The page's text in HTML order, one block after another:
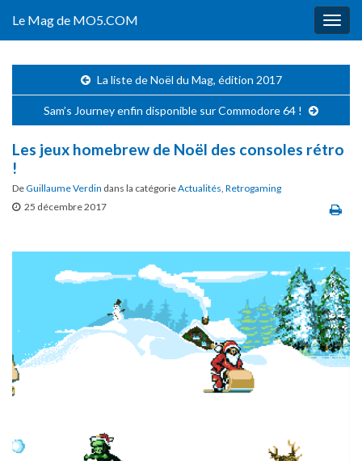
Le Mag de MO5.COM
La liste de Noël du Mag, édition 2017
Sam’s Journey enfin disponible sur Commodore 64 !
Les jeux homebrew de Noël des consoles rétro
!
DeGuillaume Verdin dans la catégorieActualités, Retrogaming
25 décembre 2017